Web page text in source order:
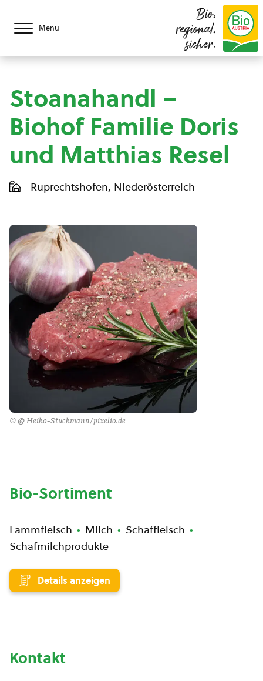
Menü
Bio,
regional,
sicher.
Stoanahandl –
Biohof Familie Doris
und Matthias Resel
Ruprechtshofen, Niederösterreich
© @ Heiko-Stuckmann/pixelio.de
Bio-Sortiment
Lammfleisch Milch
Schaffleisch
Schafmilchprodukte
Details anzeigen
Kontakt